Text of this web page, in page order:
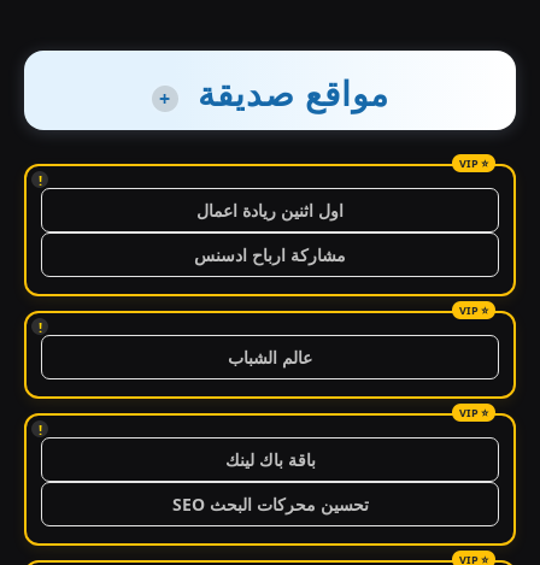
مواقع صديقة +
!
اول اثنين ريادة اعمال
مشاركة ارباح ادسنس
!
عالم الشباب
!
باقة باك لينك
تحسين محركات البحث SEO